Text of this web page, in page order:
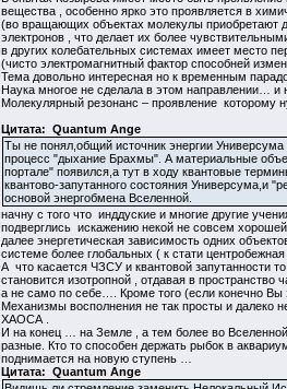
вещества , особенно ярко это проявляется в
(во вращающих объектах молекулы приобретают
электронов , что делает их более
в других колебательных системах имеет место
(чисто электромагнитный фактор способней
Тема довольно интересная но к временным
Наука многое не сделала в этом направлении…
Молекулярный резонанс – проявление которому
Цитата: Quantum Ange
Ты не понял,общий источник энергии
процесс "дыхание Брахмы". А материальные
портале" появился,а тут в ходу квантовые
квантово-запутанного состояния Универсума,и
основой энергобмена Вселенной.
начну с того что инддуские и многие другие
подверглись искажению некой не совсем
далее энергетическая зависимость одних
системе более глобальных ( к стати
А что касается ЧЗСУ и квантовой запутанности
становится изотропной , отдавая в
а не само по себе…. Кроме того (если конечно Вы
Механизмы восполнения не так просты и далеко
ХАОСА .
И на конец … на Земле , а тем более во Вселенной
разные. Кто то способен держать рыбок в
поднимается на новую ступень …
Цитата: Quantum Ange